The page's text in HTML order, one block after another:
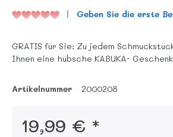
Geben Sie die erste
GRATIS für Sie: Zu jedem
Ihnen eine hübsche KABUKA-
Artikelnummer 2000208
19,99 € *